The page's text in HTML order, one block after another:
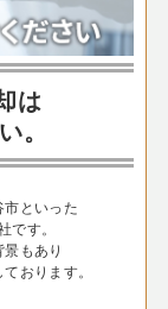
は
。
といった
す。
もあり
おります。